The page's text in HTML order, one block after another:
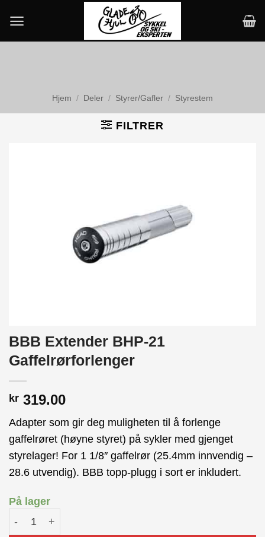
content
Hjem / Deler / Styrer/Gafler / Styrestem
FILTRER
BBB Extender BHP-21
Gaffelrørforlenger
kr 319.00
Adapter som gir deg muligheten til å forlenge
gaffelrøret (høyne styret) på sykler med gjenget
styrelager! For 1 1/8″ gaffelrør (25.4mm innvendig –
28.6 utvendig). BBB topp-plugg i sort er inkludert.
På lager
BBB Extender BHP-21 Gaffelrørforlenger antall